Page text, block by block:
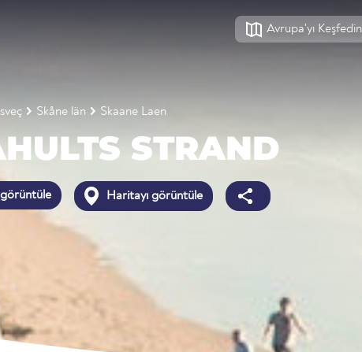
Avrupa'yı Keşfedin
İsveç Skåne län Skaane Laen
STRAND
Haritayı görüntüle